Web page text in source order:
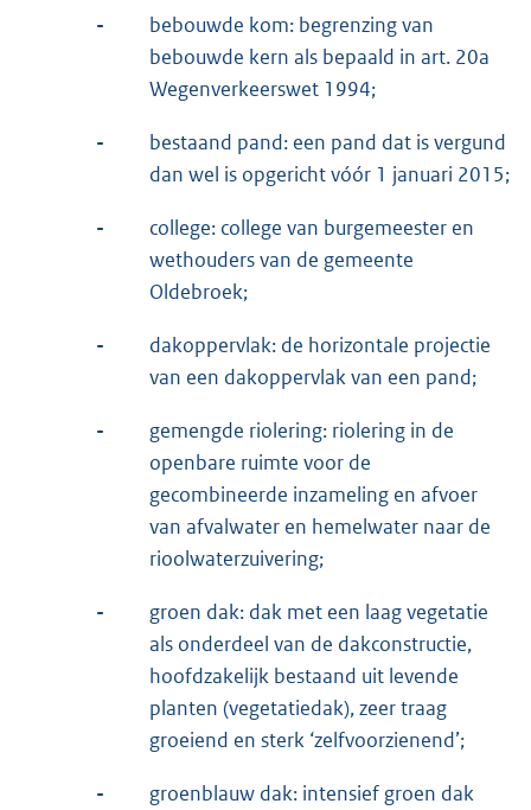
-
bebouwde kom: begrenzing van
bebouwde kern als bepaald in art. 20a
Wegenverkeerswet 1994;
-
bestaand pand: een pand dat is vergund
dan wel is opgericht vóór 1 januari 2015;
-
college: college van burgemeester en
wethouders van de gemeente
Oldebroek;
-
dakoppervlak: de horizontale projectie
van een dakoppervlak van een pand;
-
gemengde riolering: riolering in de
openbare ruimte voor de
gecombineerde inzameling en afvoer
van afvalwater en hemelwater naar de
rioolwaterzuivering;
-
groen dak: dak met een laag vegetatie
als onderdeel van de dakconstructie,
hoofdzakelijk bestaand uit levende
planten (vegetatiedak), zeer traag
groeiend en sterk ‘zelfvoorzienend’;
-
groenblauw dak: intensief groen dak